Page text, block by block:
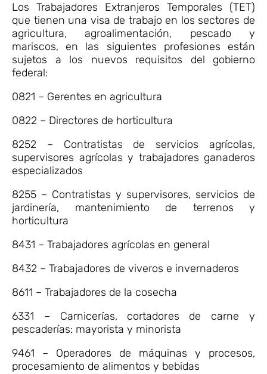
Los Trabajadores Extranjeros Temporales (TET)
que tienen una visa de trabajo en los sectores de
agricultura, agroalimentación, pescado y
mariscos, en las siguientes profesiones están
sujetos a los nuevos requisitos del gobierno
federal:
0821 – Gerentes en agricultura
0822 – Directores de horticultura
8252 – Contratistas de servicios agrícolas,
supervisores agrícolas y trabajadores ganaderos
especializados
8255 – Contratistas y supervisores, servicios de
jardinería, mantenimiento de terrenos y
horticultura
8431 – Trabajadores agrícolas en general
8432 – Trabajadores de viveros e invernaderos
8611 – Trabajadores de la cosecha
6331 – Carnicerías, cortadores de carne y
pescaderías: mayorista y minorista
9461 – Operadores de máquinas y procesos,
procesamiento de alimentos y bebidas